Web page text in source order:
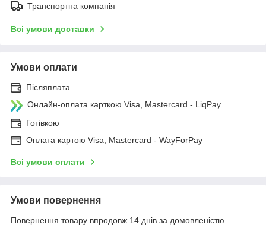
Транспортна компанія
Всі умови доставки
Умови оплати
Післяплата
Онлайн-оплата карткою Visa, Mastercard - LiqPay
Готівкою
Оплата картою Visa, Mastercard - WayForPay
Всі умови оплати
Умови повернення
Повернення товару впродовж 14 днів за домовленістю